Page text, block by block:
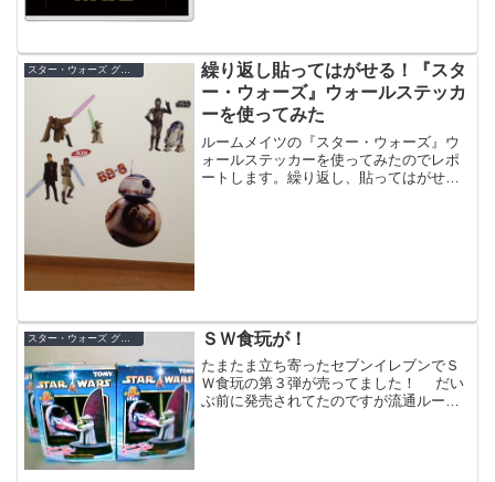
スター・ウォーズ グッズ
繰り返し貼ってはがせる！『スタ
ー・ウォーズ』ウォールステッカ
ーを使ってみた
ルームメイツの『スター・ウォーズ』ウ
ォールステッカーを使ってみたのでレポ
ートします。繰り返し、貼ってはがせる
ＳＷ食玩が！
たまたま立ち寄ったセブンイレブンでＳ
Ｗ食玩の第３弾が売ってました！ だい
ぶ前に発売されてたのですが流通ルート